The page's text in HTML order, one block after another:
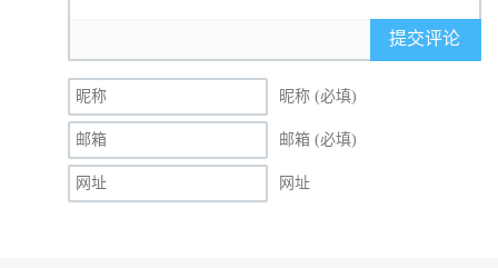
提交评论
昵称 (必填)
邮箱 (必填)
网址